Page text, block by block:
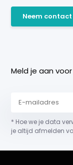
Neem
Meld je aan
* Hoe we je data
je altijd afmelden